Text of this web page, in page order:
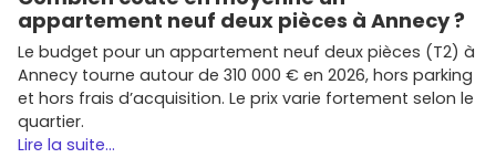
appartement neuf deux pièces à Annecy ?
Le budget pour un appartement neuf deux pièces (T2) à
Annecy tourne autour de 310 000 € en 2026, hors parking
et hors frais d’acquisition. Le prix varie fortement selon le
quartier.
Lire la suite...